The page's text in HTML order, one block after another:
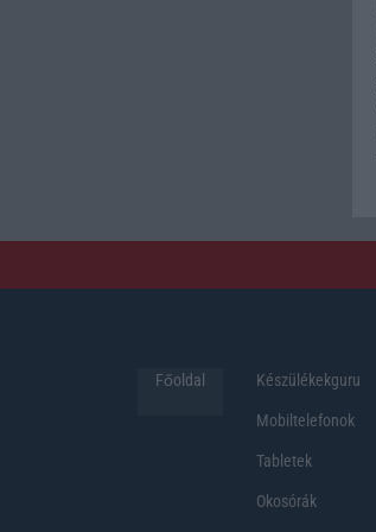
Főoldal Készülékekguru
Mobiltelefonok
Tabletek
Okosórák